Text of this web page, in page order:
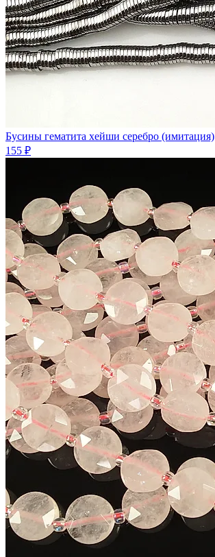
Бусины гематита хейши серебро (имитация)
155 ₽